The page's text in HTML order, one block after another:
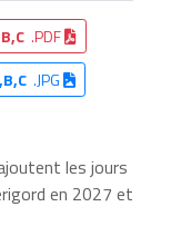
.PDF
.JPG
les jours
en 2027 et